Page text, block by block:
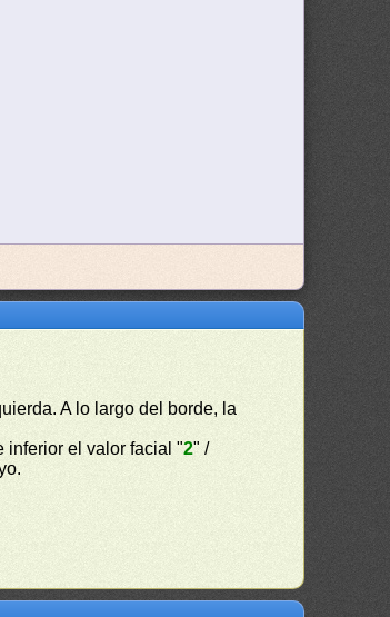
A lo largo del borde, la
inferior el valor facial "2" /